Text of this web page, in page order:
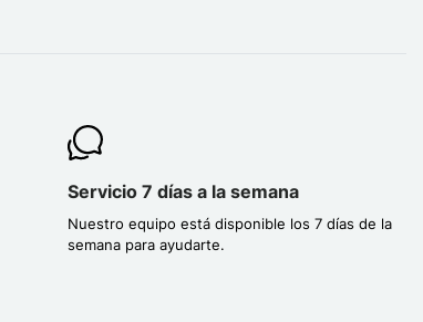
Servicio 7 días a la semana
Nuestro equipo está disponible los 7 días de la
semana para ayudarte.